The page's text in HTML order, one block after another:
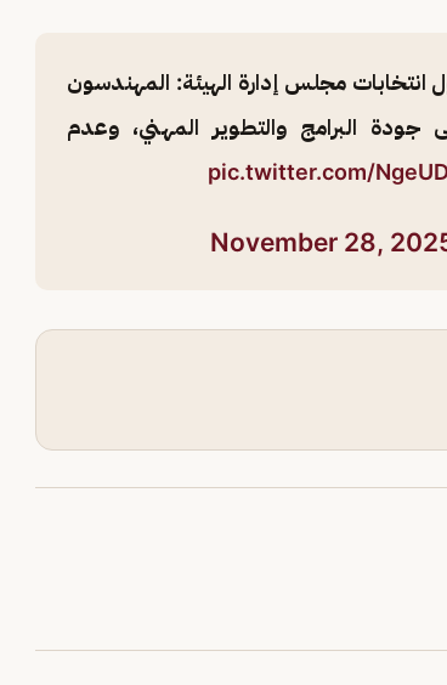
مجلس إدارة الهيئة: المهندسون
البرامج والتطوير المهني، وعدم
pic.twitter.com/
November 28,